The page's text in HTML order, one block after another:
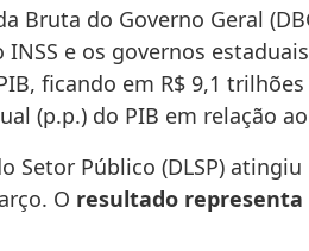
Bruta do Governo Geral
INSS e os governos
ficando em R$ 9,1
(p.p.) do PIB em relação
Setor Público (DLSP)
O resultado representa